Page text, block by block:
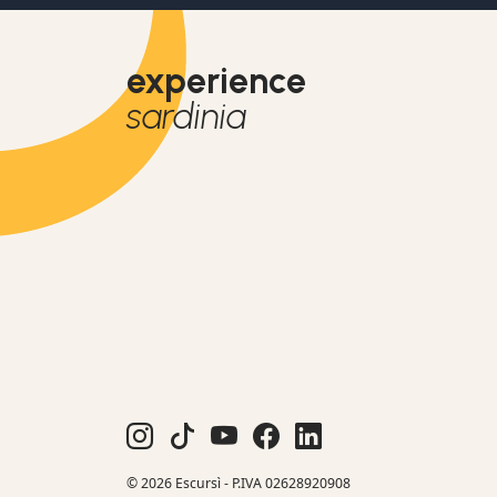
experience
sardinia
© 2026 Escursì - P.IVA 02628920908